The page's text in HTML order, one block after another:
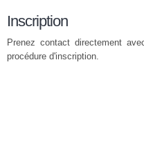
Inscription
Prenez contact directement
procédure d'inscription.